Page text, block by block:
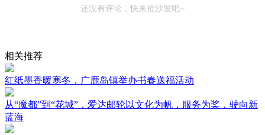
还没有评论，快来抢沙发吧~
相关推荐
红纸墨香暖寒冬，广鹿岛镇举办书春送福活动
从“魔都”到“花城”，爱达邮轮以文化为帆，服务为桨，驶向新
蓝海